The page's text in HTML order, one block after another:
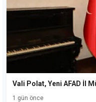
Vali Polat, Yeni AFAD İl
1 gün önce